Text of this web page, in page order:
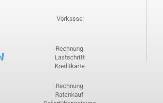
Vorkasse
Rechnung
Lastschrift
Kreditkarte
Rechnung
Ratenkauf